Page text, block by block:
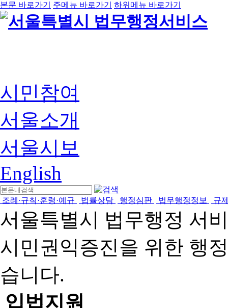
본문 바로가기 주메뉴 바로가기 하위메뉴 바로가기
시민참여
서울소개
서울시보
English
조례·규칙·훈령·예규 법률상담 행정심판 법무행정정보 규
서울특별시 법무행정 서
시민권익증진을 위한 행
습니다.
입법지원